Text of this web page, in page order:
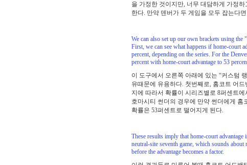
을 가정한 것이지만, 너무 대담하게 가정
한다. 만약 덴버가 두 게임을 모두 잡는다
We can also set up our own brackets using
First, we can see what happens if home-court
percent, depending on the series. For the
percent with home-court advantage to 53
이 도구에서 오른쪽 아래에 있는 “커스텀
유때문에 유용하다. 첫번째로, 홈코트 어
지에 따라서 확률이 시리즈별로 8퍼센트
호마시티 썬더의 경우에 만약 썬더에게
확률은 53퍼센트로 떨어지게 된다.
These results imply that home-court
neutral-site seventh game, which sounds
before the advantage becomes a factor.